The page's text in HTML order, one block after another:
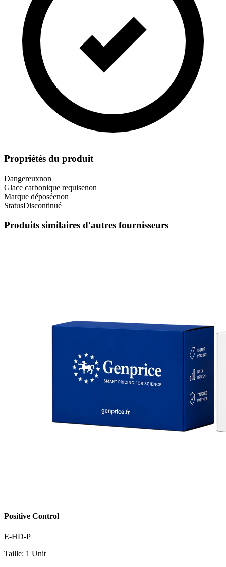
Propriétés du produit
Dangereuxnon
Glace carbonique requisenon
Marque déposéenon
StatusDiscontinué
Produits similaires d'autres fournisseurs
Positive Control
E-HD-P
Taille: 1 Unit